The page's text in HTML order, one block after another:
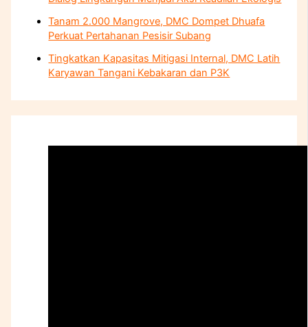
Tanam 2.000 Mangrove, DMC Dompet Dhuafa
Perkuat Pertahanan Pesisir Subang
Tingkatkan Kapasitas Mitigasi Internal, DMC Latih
Karyawan Tangani Kebakaran dan P3K